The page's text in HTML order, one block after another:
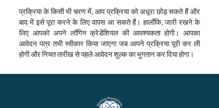
प्रक्रिया के किसी भी चरण में, आप प्रक्रिया को अधूरा छोड़ सकते हैं और
बाद में इसे पूरा करने के लिए वापस आ सकते हैं। हालाँकि, जारी रखने के
लिए आपको अपने लॉगिन क्रेडेंशियल की आवश्यकता होगी। आपका
आवेदन पत्र तभी स्वीकार किया जाएगा जब आपने प्रक्रिया पूरी कर ली
होगी और नियत तारीख से पहले आवेदन शुल्क का भुगतान कर दिया होगा।